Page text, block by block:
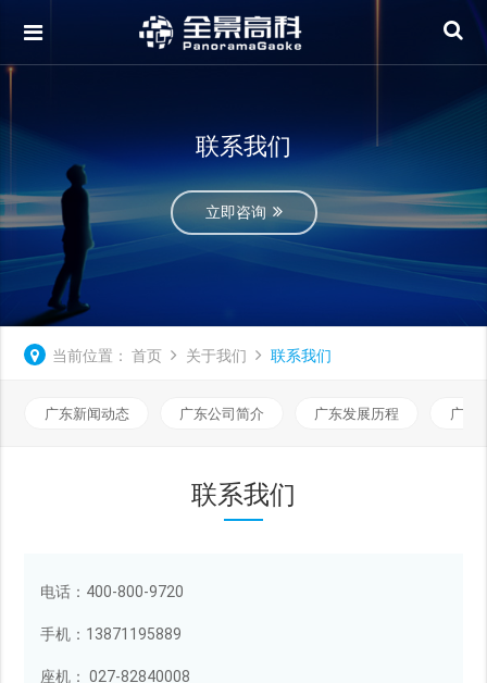
联系我们
立即咨询
当前位置： 首页 关于我们 联系我们
广东新闻动态 广东公司简介 广东发展历程 广东
联系我们
电话：400-800-9720
手机：13871195889
座机： 027-82840008